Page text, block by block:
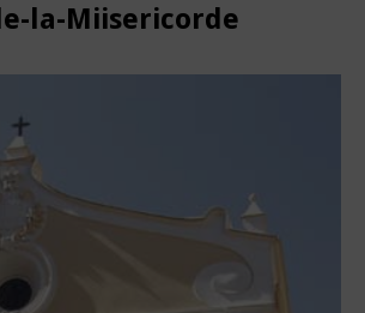
la-Miisericorde